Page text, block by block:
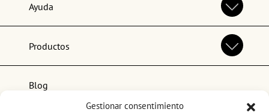
Gestionar consentimiento
Ayuda
Productos
Blog